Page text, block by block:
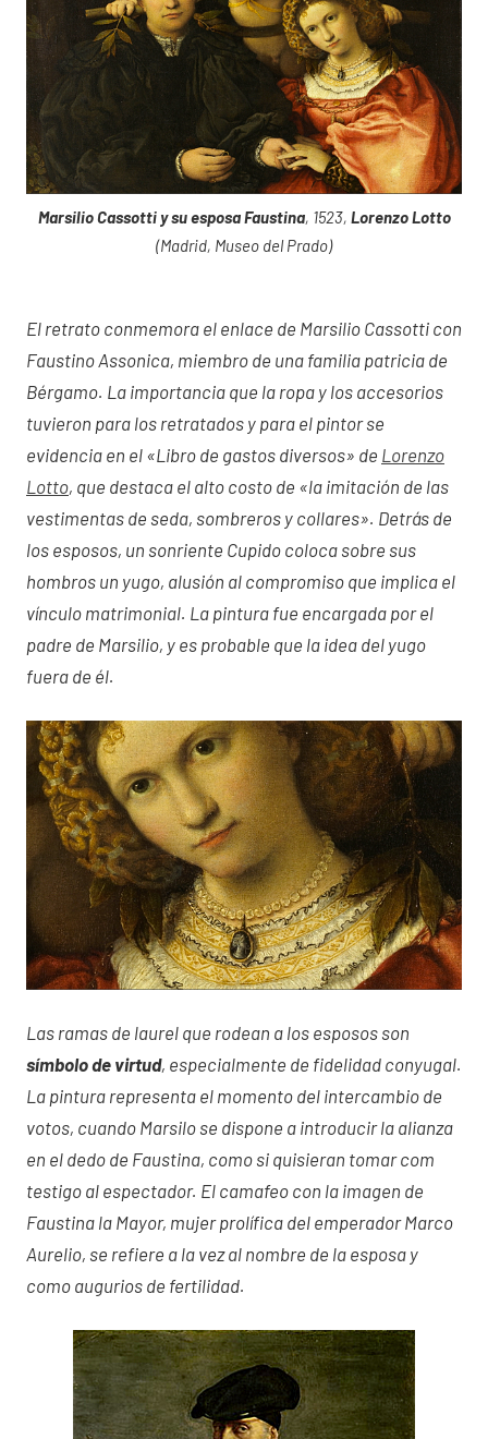
Marsilio Cassotti y su esposa Faustina, 1523, Lorenzo Lotto
(Madrid, Museo del Prado)
El retrato conmemora el enlace de Marsilio Cassotti con
Faustino Assonica, miembro de una familia patricia de
Bérgamo. La importancia que la ropa y los accesorios
tuvieron para los retratados y para el pintor se
evidencia en el «Libro de gastos diversos» de Lorenzo
Lotto, que destaca el alto costo de «la imitación de las
vestimentas de seda, sombreros y collares». Detrás de
los esposos, un sonriente Cupido coloca sobre sus
hombros un yugo, alusión al compromiso que implica el
vínculo matrimonial. La pintura fue encargada por el
padre de Marsilio, y es probable que la idea del yugo
fuera de él.
Las ramas de laurel que rodean a los esposos son
símbolo de virtud, especialmente de fidelidad conyugal.
La pintura representa el momento del intercambio de
votos, cuando Marsilo se dispone a introducir la alianza
en el dedo de Faustina, como si quisieran tomar com
testigo al espectador. El camafeo con la imagen de
Faustina la Mayor, mujer prolífica del emperador Marco
Aurelio, se refiere a la vez al nombre de la esposa y
como augurios de fertilidad.